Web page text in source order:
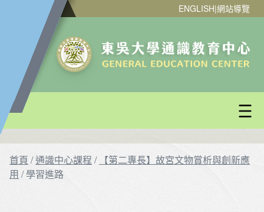
ENGLISH|網站導覽
首頁 /通識中心課程 / 【第二專長】故宮文物賞析與創新應
用 /學習進路